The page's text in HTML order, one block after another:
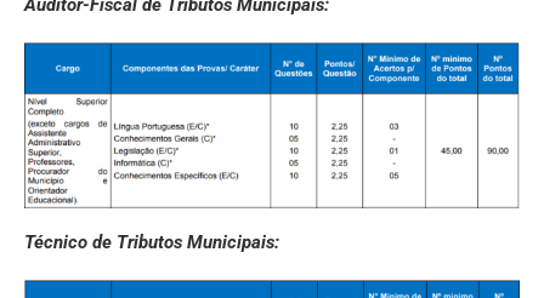
Auditor-Fiscal de Tributos Municipais:
Técnico de Tributos Municipais: